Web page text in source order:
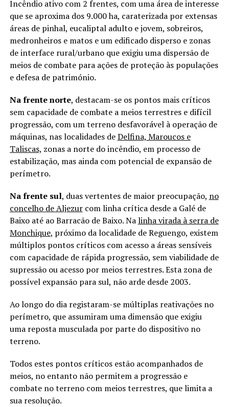
Incêndio ativo com 2 frentes, com uma área de interesse
que se aproxima dos 9.000 ha, caraterizada por extensas
áreas de pinhal, eucaliptal adulto e jovem, sobreiros,
medronheiros e matos e um edificado disperso e zonas
de interface rural/urbano que exigiu uma dispersão de
meios de combate para ações de proteção às populações
e defesa de património.
Na frente norte, destacam-se os pontos mais críticos
sem capacidade de combate a meios terrestres e difícil
progressão, com um terreno desfavorável à operação de
máquinas, nas localidades deDelfina, Maroucos e
Taliscas, zonas a norte do incêndio, em processo de
estabilização, mas ainda com potencial de expansão de
perímetro.
Na frente sul, duas vertentes de maior preocupação, no
concelho de Aljezurcom linha crítica desde a Galé de
Baixo até ao Barracão de Baixo. Nalinha virada à serra de
Monchique, próximo da localidade de Reguengo, existem
múltiplos pontos críticos com acesso a áreas sensíveis
com capacidade de rápida progressão, sem viabilidade de
supressão ou acesso por meios terrestres. Esta zona de
possível expansão para sul, não arde desde 2003.
Ao longo do dia registaram-se múltiplas reativações no
perímetro, que assumiram uma dimensão que exigiu
uma reposta musculada por parte do dispositivo no
terreno.
Todos estes pontos críticos estão acompanhados de
meios, no entanto não permitem a progressão e
combate no terreno com meios terrestres, que limita a
sua resolução.